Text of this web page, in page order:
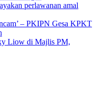
perlawanan amal
– PKIPN Gesa KPKT
Liow di Majlis PM,